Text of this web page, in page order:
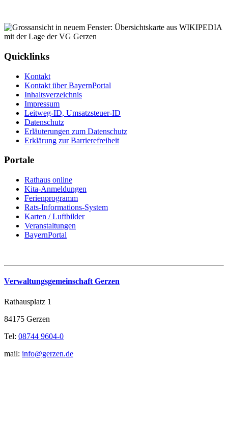
Quicklinks
Kontakt
Kontakt über BayernPortal
Inhaltsverzeichnis
Impressum
Leitweg-ID, Umsatzsteuer-ID
Datenschutz
Erläuterungen zum Datenschutz
Erklärung zur Barrierefreiheit
Portale
Rathaus online
Kita-Anmeldungen
Ferienprogramm
Rats-Informations-System
Karten / Luftbilder
Veranstaltungen
BayernPortal
Verwaltungsgemeinschaft Gerzen
Rathausplatz 1
84175 Gerzen
Tel: 08744 9604-0
mail: info@gerzen.de